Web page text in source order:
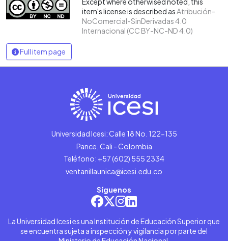
item's license is described asAtribución-
NoComercial-SinDerivadas 4.0
Internacional (CC BY-NC-ND 4.0)
Full item page
Universidad Icesi: Calle 18 No. 122-135
Pance, Cali - Colombia
Teléfono: +57 (602) 555 2334
ventanillaunica@icesi.edu.co
Síguenos
La Universidad Icesi es una Institución de Educación Superior que
se encuentra sujeta a inspección y vigilancia por parte del